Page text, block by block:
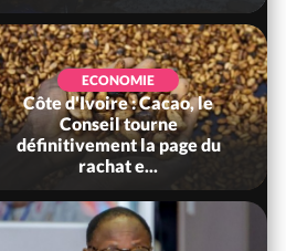
ECONOMIE
Côte d'Ivoire : Cacao, le
Conseil tourne
définitivement la page du
rachat e...